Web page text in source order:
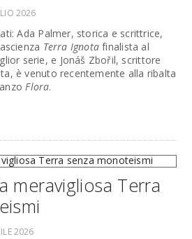
2026
Ada Palmer, storica e scrittrice,
Terra Ignota finalista al
serie, e Jonáš Zbořil, scrittore
è venuto recentemente alla ribalta
Flora.
meravigliosa Terra
2026